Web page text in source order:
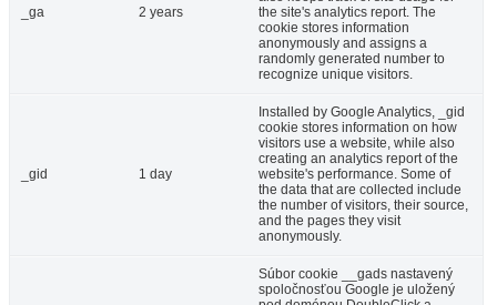
_ga 2 years
the site's analytics report. The
cookie stores information
anonymously and assigns a
randomly generated number to
recognize unique visitors.
_gid 1 day
Installed by Google Analytics, _gid
cookie stores information on how
visitors use a website, while also
creating an analytics report of the
website's performance. Some of
the data that are collected include
the number of visitors, their source,
and the pages they visit
anonymously.
Súbor cookie __gads nastavený
spoločnosťou Google je uložený